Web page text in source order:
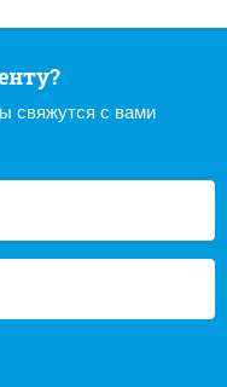
свяжутся с вами